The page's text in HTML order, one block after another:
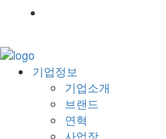
기업정보
기업소개
브랜드
연혁
사업장